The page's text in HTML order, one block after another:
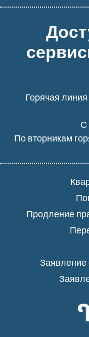
Горячая
С
По вторникам
Продление
Заявление